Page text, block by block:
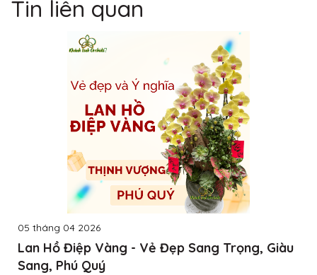
Tin liên quan
05 tháng 04 2026
Lan Hồ Điệp Vàng - Vẻ Đẹp Sang Trọng, Giàu
Sang, Phú Quý